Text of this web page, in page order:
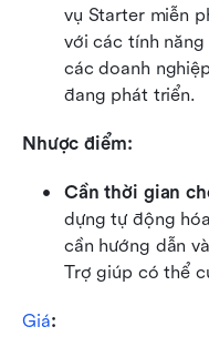
vụ Starter miễn
với các tính
các doanh
đang phát triển.
Nhược điểm:
Cần thời gian
dựng tự động
cần hướng dẫn
Trợ giúp có thể
Giá: